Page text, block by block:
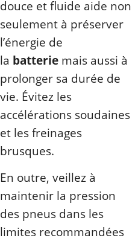
douce et fluide aide non
seulement à préserver
l’énergie de
la batterie mais aussi à
prolonger sa durée de
vie. Évitez les
accélérations soudaines
et les freinages
brusques.
En outre, veillez à
maintenir la pression
des pneus dans les
limites recommandées